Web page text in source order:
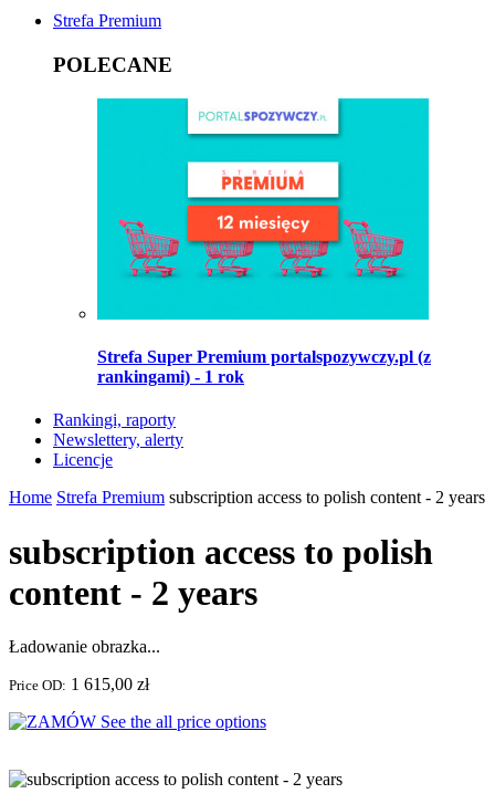
Strefa Premium
POLECANE
Strefa Super Premium portalspozywczy.pl (z
rankingami) - 1 rok
Rankingi, raporty
Newslettery, alerty
Licencje
Home Strefa Premium subscription access to polish content - 2 years
subscription access to polish
content - 2 years
Ładowanie obrazka...
Price OD: 1 615,00 zł
See the all price options